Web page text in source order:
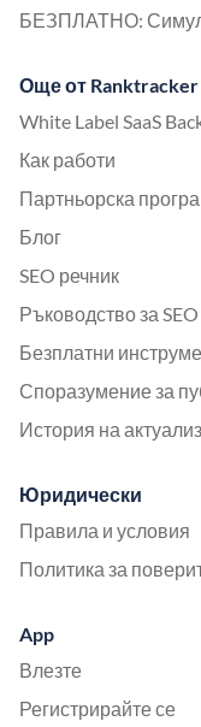
БЕЗПЛАТНО:
Още от Ranktracker
White Label SaaS
Как работи
Партньорска
Блог
SEO речник
Ръководство за SEO
Безплатни
Споразумение за
История на
Юридически
Правила и условия
Политика за
App
Влезте
Регистрирайте се